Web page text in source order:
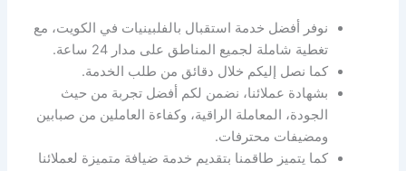
نوفر أفضل خدمة استقبال بالفلبينيات في الكويت، مع
تغطية شاملة لجميع المناطق على مدار 24 ساعة.
كما نصل إليكم خلال دقائق من طلب الخدمة.
بشهادة عملائنا، نضمن لكم أفضل تجربة من حيث
الجودة، المعاملة الراقية، وكفاءة العاملين من صبابين
ومضيفات محترفات.
كما يتميز طاقمنا بتقديم خدمة ضيافة متميزة لعملائنا